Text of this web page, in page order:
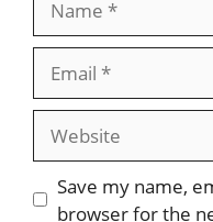
Website
Save my name,
browser for the